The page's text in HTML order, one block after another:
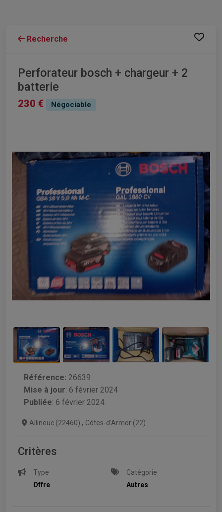
Recherche
Perforateur bosch + chargeur + 2
batterie
230 € Négociable
Référence: 26639
Mise à jour: 6 février 2024
Publiée: 6 février 2024
Allineuc (22460) , Côtes-d'Armor (22)
Critères
Type
Offre
Catégorie
Autres